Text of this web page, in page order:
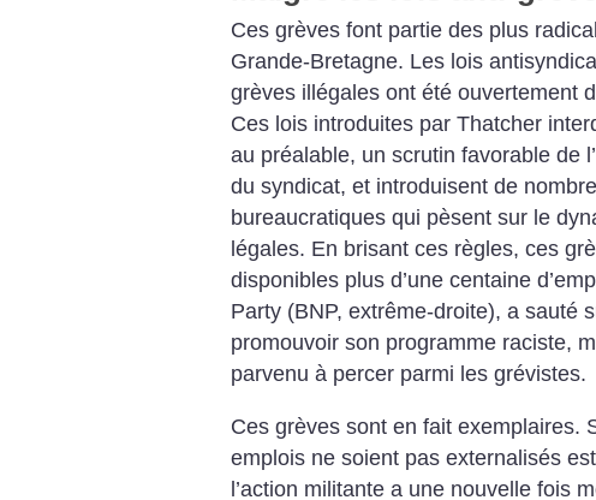
Ces grèves font partie des plus
Grande-Bretagne. Les lois
grèves illégales ont été ouvertement
Ces lois introduites par Thatcher
au préalable, un scrutin favorable de
du syndicat, et introduisent de
bureaucratiques qui pèsent sur le
légales. En brisant ces règles, ces
disponibles plus d’une centaine
Party (BNP, extrême-droite), a sauté
promouvoir son programme raciste,
parvenu à percer parmi les grévistes.
Ces grèves sont en fait exemplaires.
emplois ne soient pas externalisés
l’action militante a une nouvelle fois